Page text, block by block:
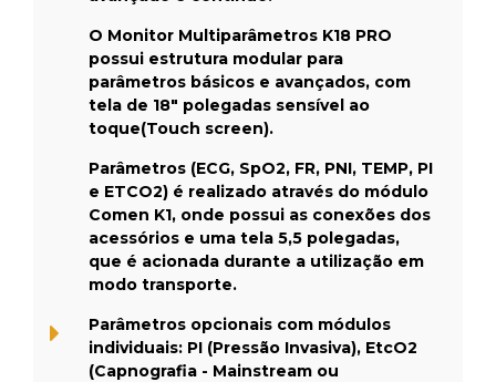
O Monitor Multiparâmetros K18 PRO
possui estrutura modular para
parâmetros básicos e avançados, com
tela de 18" polegadas sensível ao
toque(Touch screen).
Parâmetros (ECG, SpO2, FR, PNI, TEMP, PI
e ETCO2) é realizado através do módulo
Comen K1, onde possui as conexões dos
acessórios e uma tela 5,5 polegadas,
que é acionada durante a utilização em
modo transporte.
Parâmetros opcionais com módulos
individuais: PI (Pressão Invasiva), EtcO2
(Capnografia - Mainstream ou